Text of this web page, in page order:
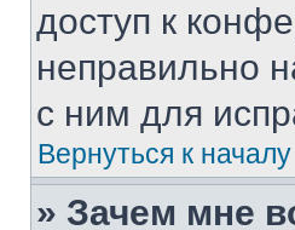
доступ к
неправильно
с ним для
Вернуться к началу
» Зачем мне